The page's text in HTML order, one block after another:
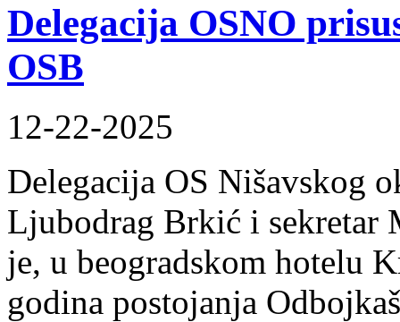
Delegacija OSNO
OSB
12-22-2025
Delegacija OS Nišavskog
Ljubodrag Brkić i sekretar
je, u beogradskom hotelu
godina postojanja